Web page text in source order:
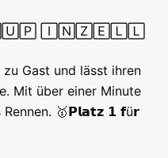
🄸🄽🅉🄴🄻🄻
Gast und lässt ihren
Mit über einer Minute
🥇𝗣𝗹𝗮𝘁𝘇 𝟭 𝗳ü𝗿